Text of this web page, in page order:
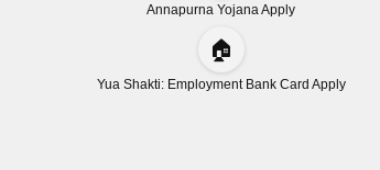
Annapurna Yojana Apply
🏠
Yua Shakti: Employment Bank Card Apply